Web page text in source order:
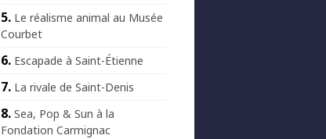
Le réalisme animal au Musée
Courbet
Escapade à Saint-Étienne
La rivale de Saint-Denis
Sea, Pop & Sun à la
Fondation Carmignac